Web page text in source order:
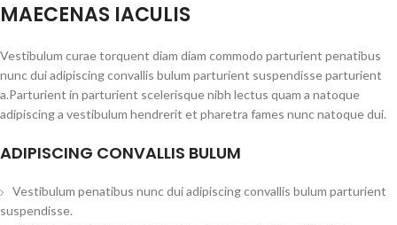
MAECENAS IACULIS
Vestibulum curae torquent diam diam commodo parturient penatibus
nunc dui adipiscing convallis bulum parturient suspendisse parturient
a.Parturient in parturient scelerisque nibh lectus quam a natoque
adipiscing a vestibulum hendrerit et pharetra fames nunc natoque dui.
ADIPISCING CONVALLIS BULUM
Vestibulum penatibus nunc dui adipiscing convallis bulum parturient
suspendisse.